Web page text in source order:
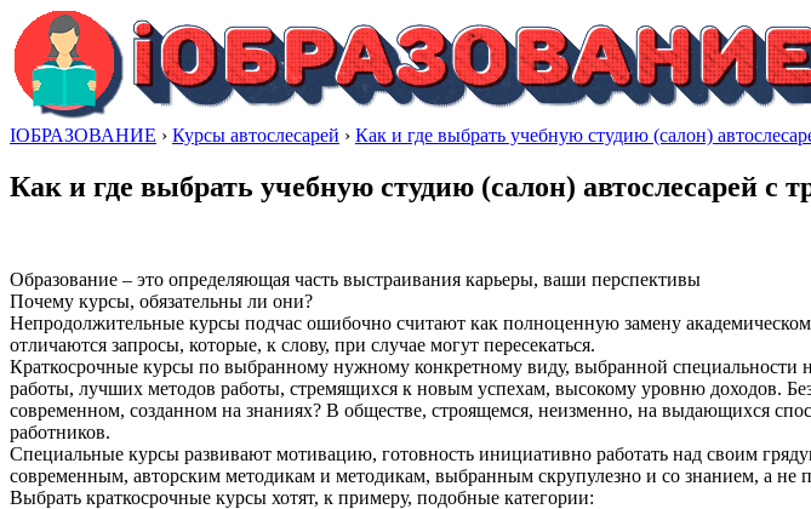
IОБРАЗОВАНИЕ › Курсы автослесарей › Как и где выбрать учебную студию (салон)
Как и где выбрать учебную студию (салон) автослесарей с
Образование – это определяющая часть выстраивания карьеры, ваши перспективы
Почему курсы, обязательны ли они?
Непродолжительные курсы подчас ошибочно считают как полноценную замену
отличаются запросы, которые, к слову, при случае могут пересекаться.
Краткосрочные курсы по выбранному нужному конкретному виду, выбранной
работы, лучших методов работы, стремящихся к новым успехам, высокому уровню доходов.
современном, созданном на знаниях? В обществе, строящемся, неизменно, на выдающихся
работников.
Специальные курсы развивают мотивацию, готовность инициативно работать над своим
современным, авторским методикам и методикам, выбранным скрупулезно и со знанием, а не
Выбрать краткосрочные курсы хотят, к примеру, подобные категории: